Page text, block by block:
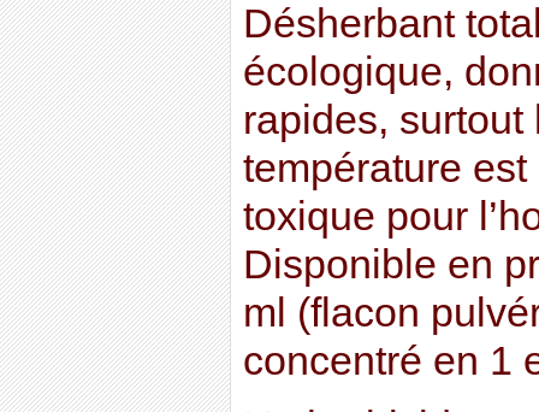
Désherbant
écologique,
rapides, surtout
température
toxique pour
Disponible en
ml (flacon
concentré en 1